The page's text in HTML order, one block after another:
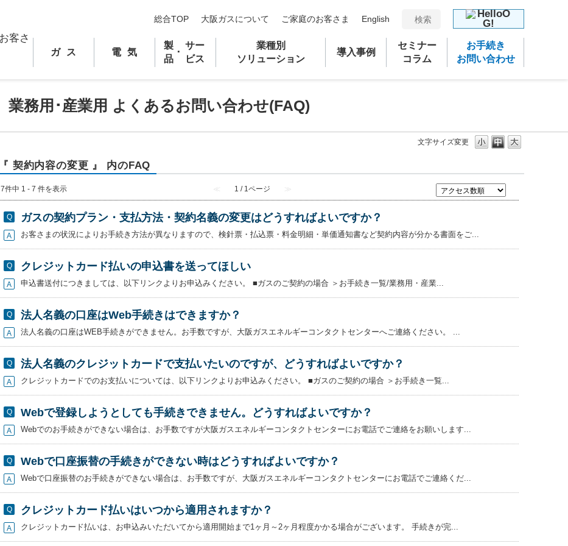
総合TOP 大阪ガスについて ご家庭のお客さま English
ガス 電気
製
品
･
サー
ビス
業種別
ソリューション
導入事例
セミナー
コラム
お手続き
お問い合わせ
業務用 ･ 産業用 よくあるお問い合わせ(FAQ)
文字サイズ変更
『 契約内容の変更 』 内のFAQ
7件中 1 - 7 件を表示 ≪ 1 / 1ページ ≫
ガスの契約プラン・支払方法・契約名義の変更はどうすればよいですか？
お客さまの状況によりお手続き方法が異なりますので、検針票・払込票・料金明細・単価通知書など契約内容が分かる書面をご...
クレジットカード払いの申込書を送ってほしい
申込書送付につきましては、以下リンクよりお申込みください。 ■ガスのご契約の場合 ＞お手続き一覧/業務用・産業...
法人名義の口座はWeb手続きはできますか？
法人名義の口座はWEB手続きができません。お手数ですが、大阪ガスエネルギーコンタクトセンターへご連絡ください。 ...
法人名義のクレジットカードで支払いたいのですが、どうすればよいですか？
クレジットカードでのお支払いについては、以下リンクよりお申込みください。 ■ガスのご契約の場合 ＞お手続き一覧...
Webで登録しようとしても手続きできません。どうすればよいですか？
Webでのお手続きができない場合は、お手数ですが大阪ガスエネルギーコンタクトセンターにお電話でご連絡をお願いします...
Webで口座振替の手続きができない時はどうすればよいですか？
Webで口座振替のお手続きができない場合は、お手数ですが、大阪ガスエネルギーコンタクトセンターにお電話でご連絡くだ...
クレジットカード払いはいつから適用されますか？
クレジットカード払いは、お申込みいただいてから適用開始まで1ヶ月～2ヶ月程度かかる場合がございます。 手続きが完...